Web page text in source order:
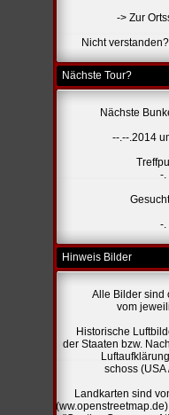
-> Zur
Nicht
Nächste Tour?
Nächste
--.--.2014
-.
-.
Hinweis Bilder
Alle Bilder sind
vom
Historische
der Staaten bzw.
schoss (USA
Landkarten sind